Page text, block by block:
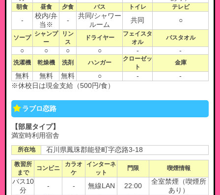
朝食 昼食 夕食 バス トイレ テレビ
-
校内/弁
当※
-
共同/シャワー
ルーム
共同 ○
ソープ
シャンプ
ー
リン
ス
ドライヤー
フェイスタ
オル
バスタオル
○ ○ ○ ○ - -
洗濯機 乾燥機 洗剤 ハンガー
クローゼッ
ト
金庫
無料 無料 無料 ○ -
-
※休校日は現金支給（500円/食）
ラブロ恋路
【部屋タイプ】
満室時利用宿舎
所在地 石川県鳳珠郡能登町字恋路3-18
教習所
まで
コンビニ
カラオ
ケ
インターネ
ット
門限 喫煙情報
バス10
分
- - 無線LAN 22:00
全室禁煙（喫煙所
あり）